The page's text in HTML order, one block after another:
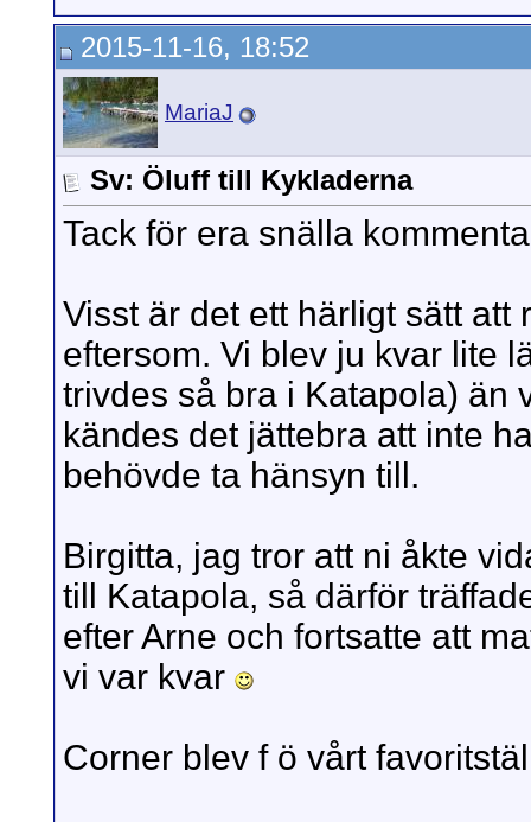
2015-11-16, 18:52
MariaJ
Sv: Öluff till Kykladerna
Tack för era snälla
Visst är det ett härligt sätt att
eftersom. Vi blev ju kvar lite
trivdes så bra i Katapola) än
kändes det jättebra att inte
behövde ta hänsyn till.
Birgitta, jag tror att ni åkte
till Katapola, så därför
efter Arne och fortsatte att
vi var kvar
Corner blev f ö vårt